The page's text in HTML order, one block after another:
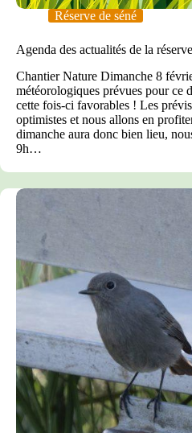
Réserve de séné
Agenda des actualités de la réserve
Chantier Nature­ Dimanche 8
météorologiques prévues pour ce
cette fois-ci favorables ! Les
optimistes et nous allons en
dimanche aura donc bien lieu,
9h…